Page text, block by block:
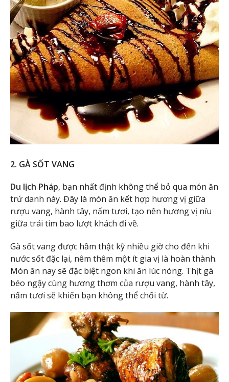
2. GÀ SỐT VANG
Du lịch Pháp, bạn nhất định không thể bỏ qua món ăn
trứ danh này. Đây là món ăn kết hợp hương vị giữa
rượu vang, hành tây, nấm tươi, tạo nên hương vị níu
giữa trái tim bao lượt khách đi về.
Gà sốt vang được hầm thật kỹ nhiều giờ cho đến khi
nước sốt đặc lại, nêm thêm một ít gia vị là hoàn thành.
Món ăn nay sẽ đặc biệt ngon khi ăn lúc nóng. Thịt gà
béo ngậy cùng hương thơm của rượu vang, hành tây,
nấm tươi sẽ khiến bạn không thể chối từ.